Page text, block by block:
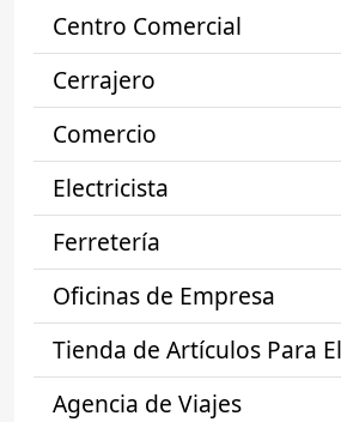
Centro Comercial
Cerrajero
Comercio
Electricista
Ferretería
Oficinas de Empresa
Tienda de Artículos Para
Agencia de Viajes